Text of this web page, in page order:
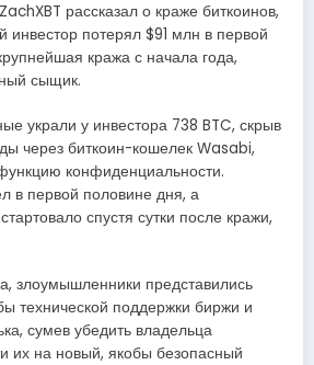
рассказал о краже биткоинов,
инвестор потерял $91 млн в первой
кража с начала года,
сыщик.
украли у инвестора 738 BTC, скрыв
через биткоин-кошелек Wasabi,
конфиденциальности.
в первой половине дня, а
спустя сутки после кражи,
злоумышленники представились
технической поддержки биржи и
сумев убедить владельца
их на новый, якобы безопасный